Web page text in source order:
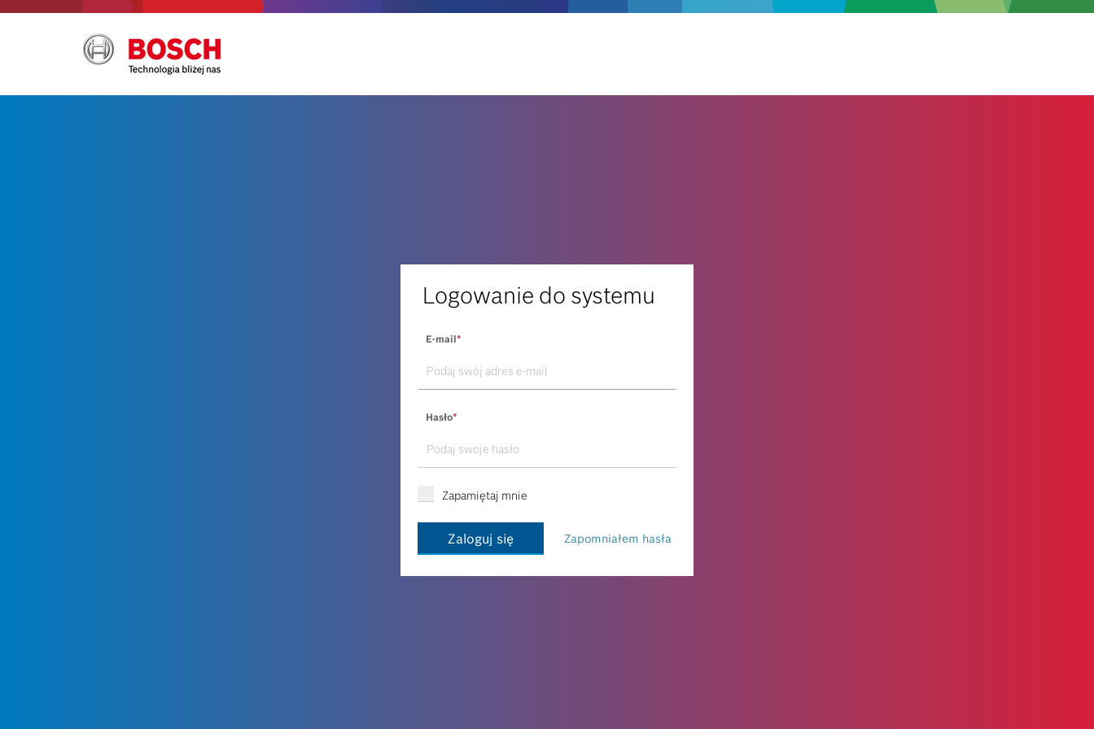
Logowanie do systemu
E-mail*
Hasło*
Zapamiętaj mnie
Zaloguj się Zapomniałem hasła